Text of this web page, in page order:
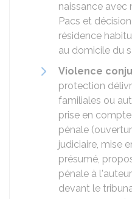
naissance
Pacs et
résidence
au domicile du
Violence
protection
familiales ou
prise en
pénale
judiciaire, mise
présumé,
pénale à
devant le